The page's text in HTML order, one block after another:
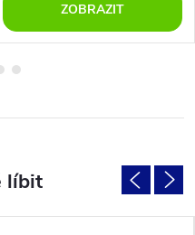
ZOBRAZIT